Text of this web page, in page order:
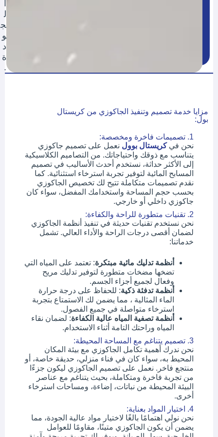
ل
ج
و
د
ة
.
مزايا خدمة تصميم وتنفيذ الجاكوزي من كريستال
بول:
1. تصميمات فاخرة ومخصصة:
نحن فيكريستال بوول نعمل على تصميم جاكوزي
يتناسب مع ذوقك واحتياجاتك. من التصاميم الكلاسيكية
إلى الأكثر حداثة، نستخدم أحدث الأساليب في تصميم
المسابح المائية لتوفير تجربة استرخاء استثنائية. كما
نقدم تصميمات متكاملة تتيح لك تخصيص الجاكوزي
بحسب حجم المساحة واستخدامك المفضل، سواء كان
جاكوزي داخلي أو خارجي.
2. تقنيات متطورة للراحة والكفاءة:
نحن نستخدم تقنيات حديثة في تنفيذ أنظمة الجاكوزي
لضمان أقصى درجات الراحة والأداء العالي. تشمل
خدماتنا:
أنظمة تدليك مائية مبتكرة: تعتمد على المياه التي
تضخها مضخات متطورة لتوفير تدليك مريح
وفعال لجميع أجزاء الجسم.
أنظمة تدفئة ذكية: للحفاظ على درجة حرارة
الماء المثالية ، مما يضمن لك الاستمتاع بتجربة
استرخاء متواصلة في جميع الفصول.
أنظمة تصفية المياه عالية الكفاءة: لضمان نقاء
المياه وراحتك التامة أثناء الاستخدام.
3. تصميم يتناغم مع المساحة المحيطة:
نحن ندرك أهمية تكامل الجاكوزي مع بيئة المكان
المحيط به، سواء كان في فناء منزلي، حديقة خاصة، أو
منتجع فاخر. نعمل على تصميم الجاكوزي ليكون جزءًا
من تجربة فاخرة ومتكاملة، بحيث يتناغم مع عناصر
البيئة المحيطة من نباتات، إضاءة، ومساحات استرخاء
أخرى.
4. اختيار المواد بعناية:
نحن نولي اهتمامًا بالغًا لاختيار مواد عالية الجودة، مما
يضمن أن يكون الجاكوزي متينًا، مقاومًا للعوامل